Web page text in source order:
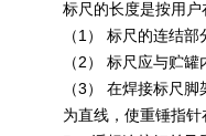
标尺的长度是按用
（1） 标尺的连结
（2） 标尺应与贮
（3） 在焊接标尺
为直线，使重锤指